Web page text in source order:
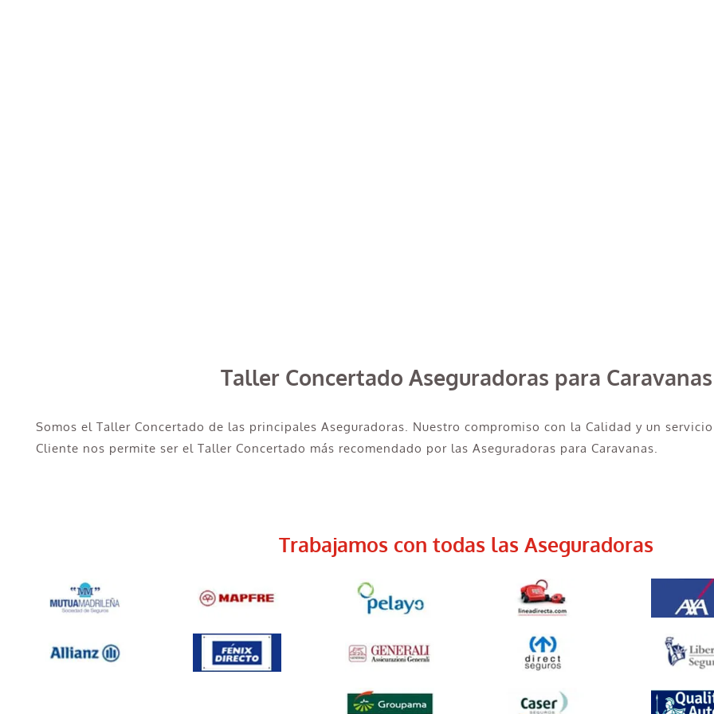
Taller Concertado Aseguradoras para Caravanas
Somos el Taller Concertado de las principales Aseguradoras. Nuestro compromiso con la Calidad y un
Cliente nos permite ser el Taller Concertado más recomendado por las Aseguradoras para Caravanas.
Trabajamos con todas las Aseguradoras